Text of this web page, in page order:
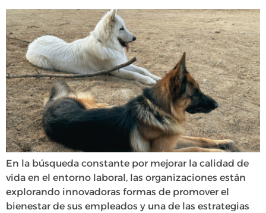
En la búsqueda constante por mejorar la calidad de
vida en el entorno laboral, las organizaciones están
explorando innovadoras formas de promover el
bienestar de sus empleados y una de las estrategias